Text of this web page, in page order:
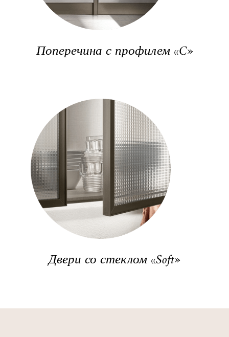
Поперечина с профилем «C»
Двери со стеклом «Soft»